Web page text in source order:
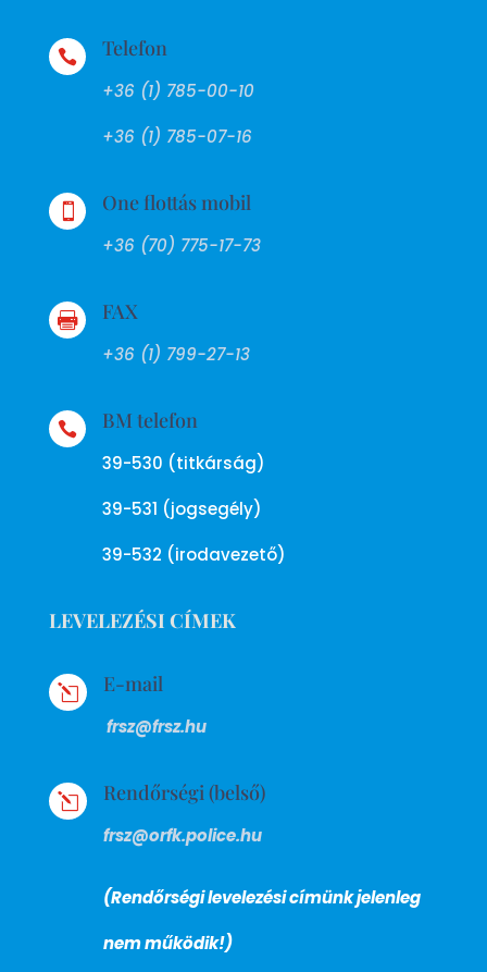
 Telefon
+36 (1) 785-00-10
+36 (1) 785-07-16
 One flottás mobil
+36 (70) 775-17-73
 FAX
+36 (1) 799-27-13
 BM telefon
39-530 (titkárság)
39-531 (jogsegély)
39-532 (irodavezető)
LEVELEZÉSI CÍMEK
l E-mail
frsz@frsz.hu
l Rendőrségi (belső)
frsz@orfk.police.hu
(Rendőrségi levelezési címünk jelenleg
nem működik!)